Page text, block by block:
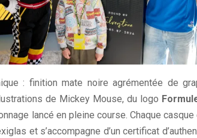
: finition mate noire agrémentée de
de Mickey Mouse, du logo
lancé en pleine course. Chaque
et s’accompagne d’un certificat